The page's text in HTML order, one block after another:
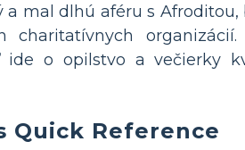
mal dlhú aféru s Afroditou,
ide o opilstvo a večierky
Quick Reference